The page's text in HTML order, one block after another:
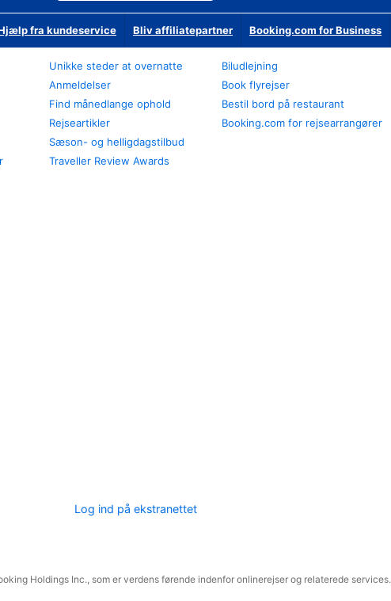
fra kundeservice Bliv affiliatepartner Booking.com for Business
Unikke steder at overnatte
Anmeldelser
Find månedlange ophold
Rejseartikler
Sæson- og helligdagstilbud
Traveller Review Awards
Biludlejning
Book flyrejser
Bestil bord på restaurant
Booking.com for rejsearrangører
Log ind på ekstranettet
Holdings Inc., som er verdens førende indenfor onlinerejser og relaterede services.